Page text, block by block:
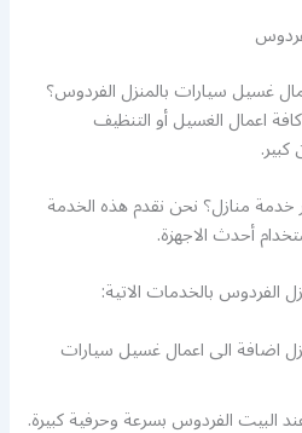
غسيل سيارات بالمنزل الفردوس؟
اعمال الغسيل أو التنظيف
منازل؟ نحن نقدم هذه الخدمة
أحدث الاجهزة.
الفردوس بالخدمات الاتية:
اضافة الى اعمال غسيل سيارات
البيت الفردوس بسرعة وحرفية كبيرة.